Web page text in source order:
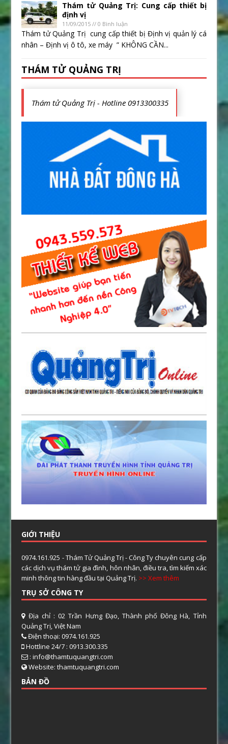
Thám tử Quảng Trị: Cung cấp thiết bị
định vị
11/09/2015 // 0 Bình luận
Thám tử Quảng Trị cung cấp thiết bị Định vị quản lý cá
nhân – Định vị ô tô, xe máy ” KHÔNG CẦN...
THÁM TỬ QUẢNG TRỊ
Thám tử Quảng Trị - Hotline 0913300335
GIỚI THIỆU
0974.161.925 - Thám Tử Quảng Trị - Công Ty chuyên cung cấp
các dịch vụ thám tử gia đình, hôn nhân, điều tra, tìm kiếm xác
minh thông tin hàng đầu tại Quảng Trị. >> Xem thêm
TRỤ SỞ CÔNG TY
Địa chỉ : 02 Trần Hưng Đạo, Thành phố Đông Hà, Tỉnh
Quảng Trị, Việt Nam
Điện thoại: 0974.161.925
Hottline 24/7 : 0913.300.335
: info@thamtuquangtri.com
Website: thamtuquangtri.com
BẢN ĐỒ